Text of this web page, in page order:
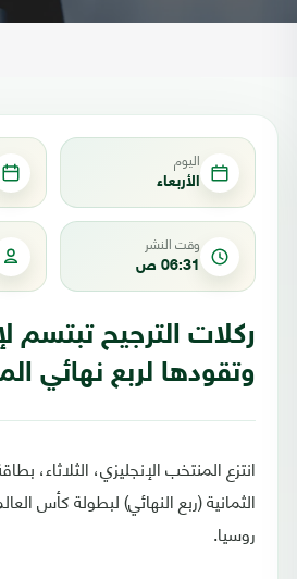
اليوم
الأربعاء
وقت النشر
06:31 ص
ركلات الترجيح تبتسم
وتقودها لربع نهائي
انتزع المنتخب الإنجليزي، الثلاثاء،
الثمانية (ربع النهائي) لبطولة كأس
روسيا.